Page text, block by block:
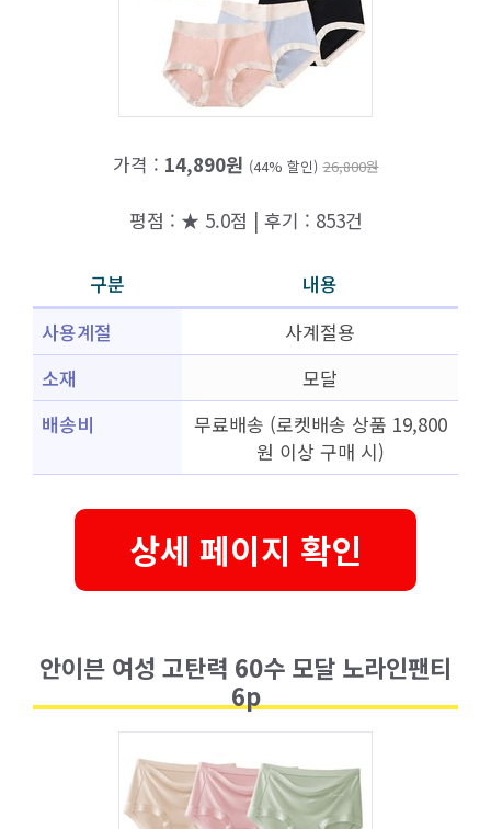
가격 : 14,890원 (44% 할인) 26,800원
평점 : ★ 5.0점 | 후기 : 853건
구분
내용
사용계절
사계절용
소재
모달
배송비
무료배송 (로켓배송 상품 19,800
원 이상 구매 시)
상세 페이지 확인
안이븐 여성 고탄력 60수 모달 노라인팬티
6p